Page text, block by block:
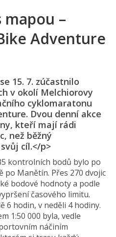
mapou –
Adventure
15. 7. zúčastnilo
v okolí Melchiorovy
cyklomaratonu
Dvou denní akce
kteří mají rádi
než běžný
cíl.</p>
kontrolních bodů bylo po
po Manětín. Přes 270 dvojic
bodové hodnoty a podle
časového limitu.
6 hodin, v neděli 4 hodiny.
1:50 000 byla, vedle
náčiním